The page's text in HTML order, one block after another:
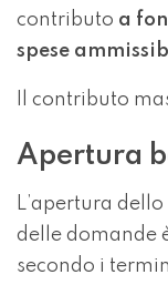
contributo a
spese
Il contributo
Apertura
L’apertura
delle domande
secondo i